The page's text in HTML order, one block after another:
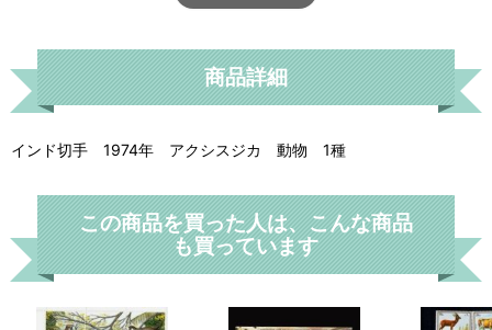
商品詳細
インド切手 1974年 アクシスジカ 動物 1種
この商品を買った人は、こんな商品
も買っています